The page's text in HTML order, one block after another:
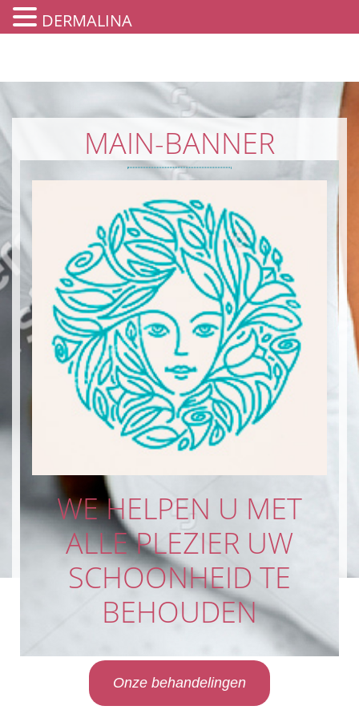
DERMALINA
MAIN-BANNER
WE HELPEN U MET
ALLE PLEZIER UW
SCHOONHEID TE
BEHOUDEN
Onze behandelingen